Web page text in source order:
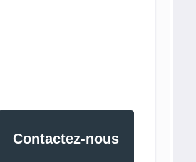
Contactez-nous